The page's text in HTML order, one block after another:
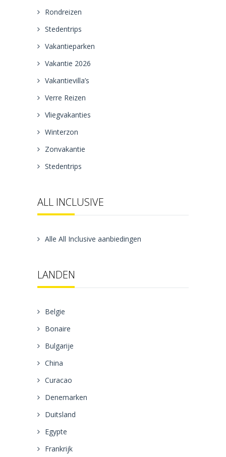
Rondreizen
Stedentrips
Vakantieparken
Vakantie 2026
Vakantievilla’s
Verre Reizen
Vliegvakanties
Winterzon
Zonvakantie
Stedentrips
ALL INCLUSIVE
Alle All Inclusive aanbiedingen
LANDEN
Belgie
Bonaire
Bulgarije
China
Curacao
Denemarken
Duitsland
Egypte
Frankrijk